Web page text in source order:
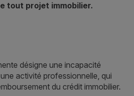
tout projet immobilier.
désigne une incapacité
activité professionnelle, qui
du crédit immobilier.